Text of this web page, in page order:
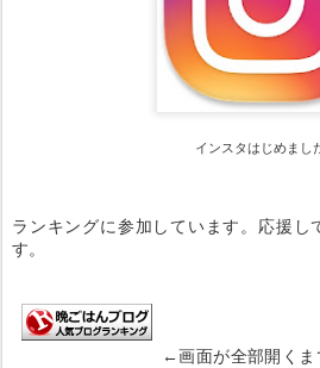
インスタはじめまし
ランキングに参加しています。応援し
す。
←画面が全部開くま